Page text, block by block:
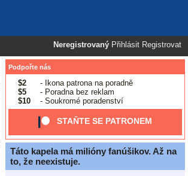
Neregistrovaný Přihlásit Registrovat
Podpořte nás
$2
- Ikona patrona na poradně
$5
- Poradna bez reklam
$10
- Soukromé poradenství
STAŇTE SE PATRONEM
Táto kapela má milióny fanúšikov. Až na
to, že neexistuje.